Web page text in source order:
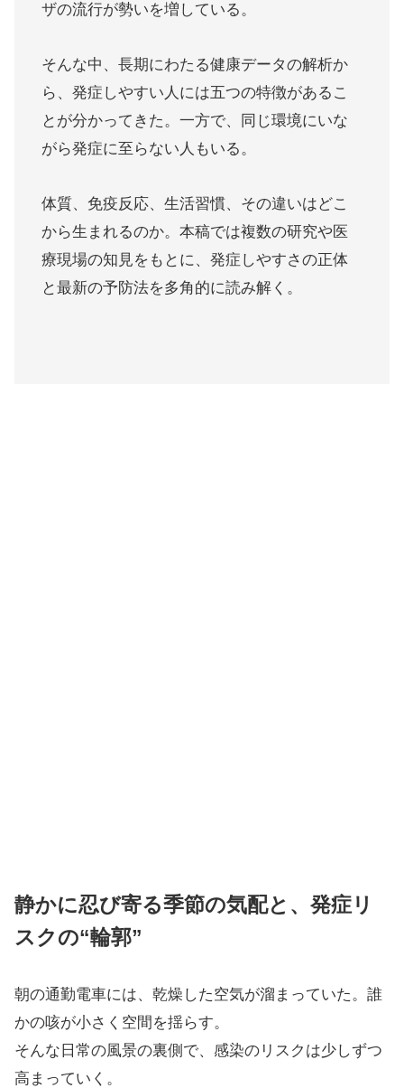
ザの流行が勢いを増している。
そんな中、長期にわたる健康データの解析か
ら、発症しやすい人には五つの特徴があるこ
とが分かってきた。一方で、同じ環境にいな
がら発症に至らない人もいる。
体質、免疫反応、生活習慣、その違いはどこ
から生まれるのか。本稿では複数の研究や医
療現場の知見をもとに、発症しやすさの正体
と最新の予防法を多角的に読み解く。
静かに忍び寄る季節の気配と、発症リ
スクの“輪郭”
朝の通勤電車には、乾燥した空気が溜まっていた。誰
かの咳が小さく空間を揺らす。
そんな日常の風景の裏側で、感染のリスクは少しずつ
高まっていく。